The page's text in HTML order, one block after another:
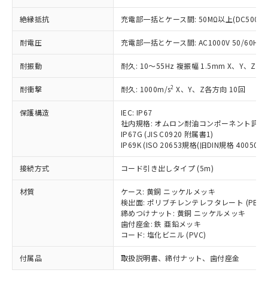
絶縁抵抗 充電部一括とケース間: 50MΩ以上(DC500V
耐電圧 充電部一括とケース間: AC1000V 50/60Hz
耐振動 耐久: 10～55Hz 複振幅 1.5mm X、Y、Z各
耐衝撃 耐久: 1000m/s2 X、Y、Z各方向 10回
保護構造
IEC: IP67
社内規格: オムロン耐油コンポーネント評
IP67G (JIS C0920 附属書1)
IP69K (ISO 20653規格(旧DIN規格 40050
接続方式 コード引き出しタイプ (5m)
材質
ケース: 黄銅 ニッケルメッキ
検出面: ポリブチレンテレフタレート (PBT)
締めつけナット: 黄銅 ニッケルメッキ
歯付座金: 鉄 亜鉛メッキ
コード: 塩化ビニル (PVC)
付属品 取扱説明書、締付ナット、歯付座金
在庫状況および標準価格照会結果は、
タに基づき作成されるものであり、閲
覧された時点での実際の在庫および標
準価格とは異なる場合があることをご
了承ください。
正式な納期状況および標準価格はお客
様のお取引先、またはお客様担当のオ
ムロン制御機器販売店・当社販売員に
ご相談ください。
オムロン制御機器販売店や当社販売拠
販売ネットワーク
」をご確認
在庫状況および標準価格結果を当社の
事前の承諾なく第三者に漏洩または開
示しないようお願いします。
マイパーツ機能（部品リスト作成サー
ビス）をご利用いただくには、I-Web
メンバーズにご登録されている必要が
お客様が当ウェブサイト上で当社にご
むを得ず変更することがあります。
*EU RoHS指令（10物質）：
鉛(Pb) 1000ppm以下、 水銀(Hg) 1000ppm以下、 カド
類(PBB) 1000ppm以下、ポリ臭化ジフェニルエーテル類
(PBDE) 1000ppm以下、フタル酸ビス(2-エチルヘキシ
ル) (DEHP)(別名：DOP) 1000ppm以下、フタル酸ブチ
ルベンジル（BBP） 1000ppm以下、フタル酸ジブチル
(DIBP) 1000ppm以下
但し、RoHS指令で産業用監視および制御機器に対する
フタル酸エステル類の４物質については閾値を超える意
図的な使用がないことを確認しています。
部品在庫の切り替え状況などにより、予定
月が前後することがあります。
※3 非含有証明書ダウンロード
「－」：未確認です。当社販売部門へお問
い合わせください。
*中国RoHS10物質の基準値 (GB/T26572)：
Pb(鉛) :1000ppm、 Hg(水銀) : 1000ppm、 Cd(カドミウ
Cr(Ⅵ)(六価クロム) : 1000ppm、 PBBs(ポリ臭化ビフェ
ニル類) : 1000ppm、 PBDEs(ポリ臭化ジフェニルエーテ
ル) : 1000ppm、
DEHP(フタル酸ビス(2-エチルヘキシル)) : 1000ppm
※2 環境保護使用期限
「ｅ」：有害物質（10物質）のすべてが基
準値以下であることを示します。
「10」：通常の使用状況下において有害物
質が外部に漏えいし、環境に深刻な影響を
及ぼさない年数を意味します。
「－」：未確認です。当社販売部門へお問
い合わせください。
為替および外国貿易法に定める商品
（以下｢規制貨物等」という）を輸出
または国外への提供する場合は、日本
国政府の輸出許可(または役務取引許
可)を取得するなどの必要な手続きを
当社は規制貨物を破棄する場合は、完
全に破砕するなど、違法に輸出されな
いよう必要な手段を講じます。
当社は貴社製品を、核兵器、ミサイ
ル、化学兵器、生物兵器またはその他
武器並びにこれらの製造装置等に一切
当社は、貴社製品を第三者に販売する
場合は、上記1、2および3の内容を当
該第三者に通知します。また当社は、
販売先および販売に係わる関係者が違
法に輸出するおそれがある場合は、取
り引きをいたしません。
一定数以上の在庫あり
一定数には満たないが在庫あり
在庫なし(最新の在庫状況につ
いては、お客様のお取引先、ま
たはお客様担当のオムロン制御
機器販売店・当社販売員にご確
認ください)
受注生産機種、また在庫状況の
情報を公開していない機種